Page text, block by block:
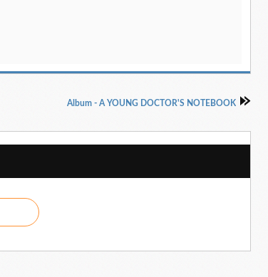
Album - A YOUNG DOCTOR'S NOTEBOOK